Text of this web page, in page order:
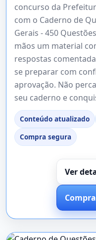
concurso da
com o Caderno de
Gerais - 450
mãos um material
respostas
se preparar com
aprovação. Não
seu caderno e
Conteúdo atualizado
Compra segura
Ver